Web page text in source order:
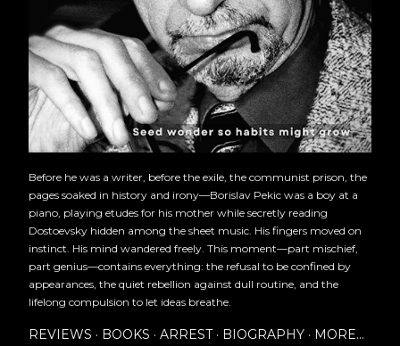
Before he was a writer, before the exile, the communist prison, the
pages soaked in history and irony—Borislav Pekic was a boy at a
piano, playing etudes for his mother while secretly reading
Dostoevsky hidden among the sheet music. His fingers moved on
instinct. His mind wandered freely. This moment—part mischief,
part genius—contains everything: the refusal to be confined by
appearances, the quiet rebellion against dull routine, and the
lifelong compulsion to let ideas breathe.
REVIEWS BOOKS ARREST BIOGRAPHY MORE…